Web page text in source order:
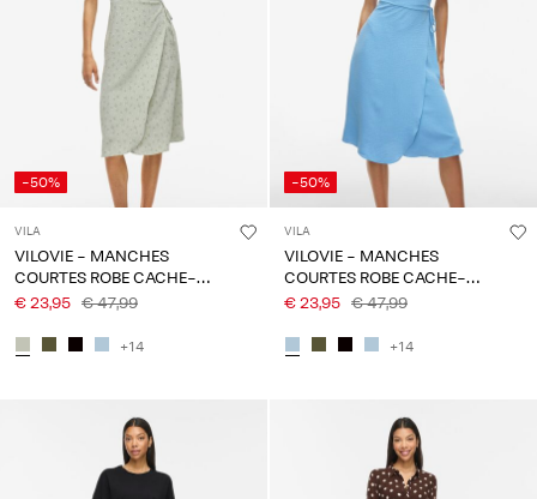
français
-50%
VILA
VILOVIE - MANCHES
COURTES ROBE CACHE-
CŒUR
€ 23,95 € 47,99
+14
-50%
VILA
VILOVIE - MANCHES
COURTES ROBE CACHE-
CŒUR
€ 23,95 € 47,99
+14